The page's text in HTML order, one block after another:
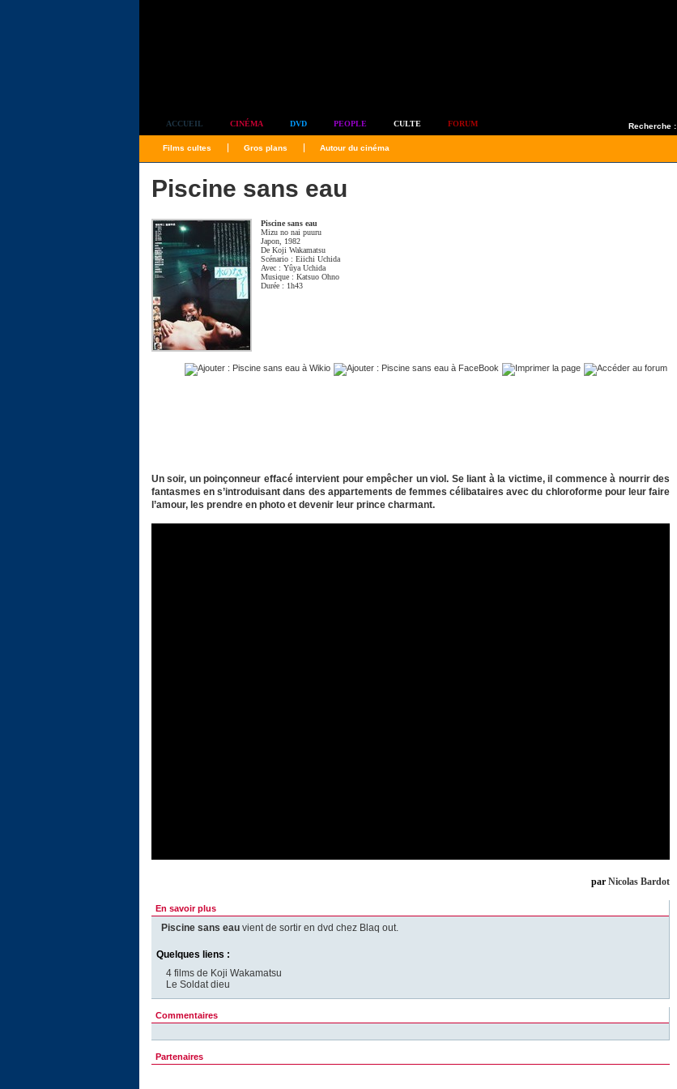
Recherche :
ACCUEIL CINÉMA DVD PEOPLE CULTE FORUM
Films cultes Gros plans Autour du cinéma
Piscine sans eau
Piscine sans eau
Mizu no nai puuru
Japon, 1982
DeKoji Wakamatsu
Scénario :Eiichi Uchida
Avec :Yûya Uchida
Musique :Katsuo Ohno
Durée : 1h43
Un soir, un poinçonneur effacé intervient pour empêcher un viol. Se liant à la victime, il commence à nourrir des
fantasmes en s’introduisant dans des appartements de femmes célibataires avec du chloroforme pour leur faire
l’amour, les prendre en photo et devenir leur prince charmant.
par Nicolas Bardot
En savoir plus
Piscine sans eau vient de sortir en dvd chez Blaq out.
Quelques liens :
4 films de Koji Wakamatsu
Le Soldat dieu
Commentaires
Partenaires